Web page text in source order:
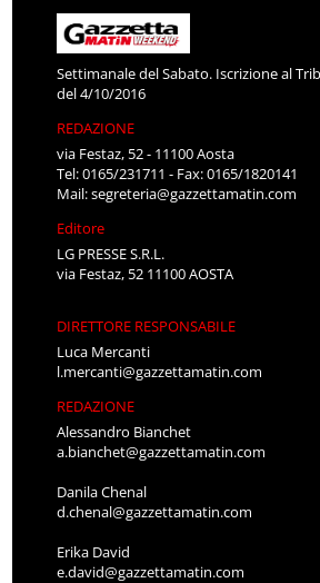
Settimanale del Sabato. Iscrizione al
del 4/10/2016
REDAZIONE
via Festaz, 52 - 11100 Aosta
Tel: 0165/231711 - Fax: 0165/1820141
Mail:segreteria@gazzettamatin.com
Editore
LG PRESSE S.R.L.
via Festaz, 52 11100 AOSTA
DIRETTORE RESPONSABILE
Luca Mercanti
l.mercanti@gazzettamatin.com
REDAZIONE
Alessandro Bianchet
a.bianchet@gazzettamatin.com
Danila Chenal
d.chenal@gazzettamatin.com
Erika David
e.david@gazzettamatin.com